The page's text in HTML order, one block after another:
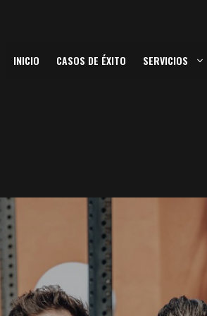
INICIO CASOS DE ÉXITO SERVICIOS